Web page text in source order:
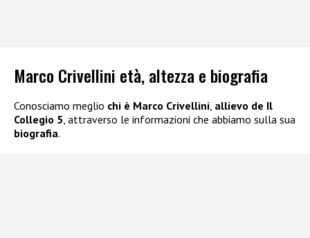
Marco Crivellini età, altezza e biografia
Conosciamo meglio chi è Marco Crivellini, allievo de Il
Collegio 5, attraverso le informazioni che abbiamo sulla sua
biografia.